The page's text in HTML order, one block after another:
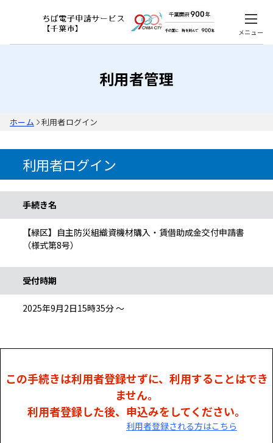
メニュー
利用者管理
ホーム 利用者ログイン
利用者ログイン
手続き名
【緑区】自主防災組織資機材購入・賃借助成金交付申請書
（様式第8号）
受付時期
2025年9月2日15時35分 ～
この手続きは利用者登録せずに、利用することはでき
ません。
利用者登録した後、申込みをしてください。
利用者登録される方はこちら